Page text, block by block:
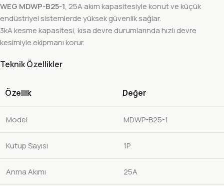
WEG MDWP-B25-1, 25A akım kapasitesiyle konut ve küçük
endüstriyel sistemlerde yüksek güvenlik sağlar.
3kA kesme kapasitesi, kısa devre durumlarında hızlı devre
kesimiyle ekipmanı korur.
Teknik Özellikler
Özellik Değer
Model MDWP-B25-1
Kutup Sayısı 1P
Anma Akımı 25A